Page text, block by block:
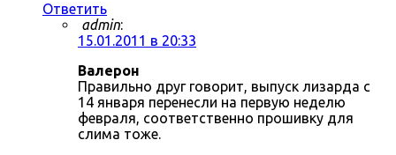
Ответить
admin:
15.01.2011 в 20:33
Валерон
Правильно друг говорит, выпуск лизарда с
14 января перенесли на первую неделю
февраля, соответственно прошивку для
слима тоже.